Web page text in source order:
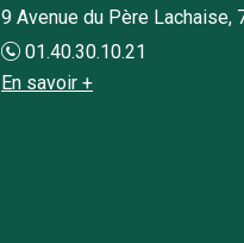
9 Avenue du Père Lachaise,
01.40.30.10.21
En savoir +